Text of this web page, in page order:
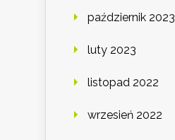
październik 2023
luty 2023
listopad 2022
wrzesień 2022